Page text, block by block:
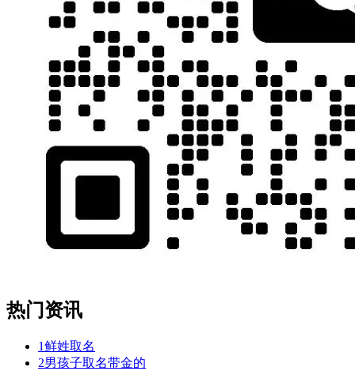
热门资讯
1鲜姓取名
2男孩子取名带金的